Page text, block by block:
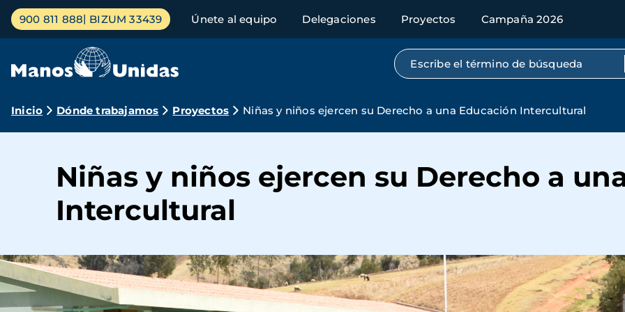
Pasar
contenido
Menú
principal
900 811 888 BIZUM 33439 Únete al equipo Delegaciones Proyectos Campaña 2026
Búsqueda por texto completo
Ruta
navegación
Inicio Dónde trabajamos Proyectos Niñas y niños ejercen su Derecho a una Educación Intercultural
Niñas y niños ejercen su Derecho a
Intercultural